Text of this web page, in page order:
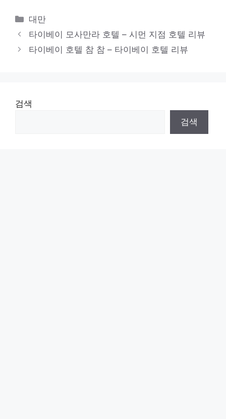
카
테
고
리
대만
타이베이 모사만라 호텔 – 시먼 지점 호텔 리뷰
타이베이 호텔 참 참 – 타이베이 호텔 리뷰
검색
검색